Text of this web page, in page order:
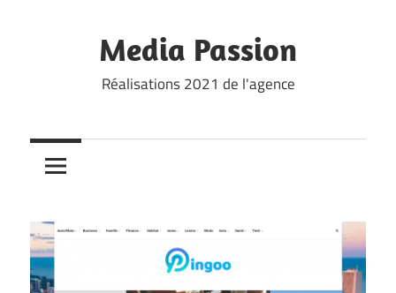
Media Passion
Réalisations 2021 de l'agence